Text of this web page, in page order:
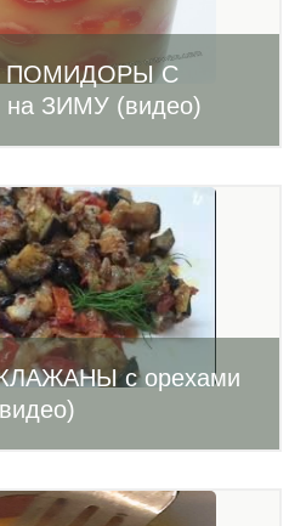
ПОМИДОРЫ С
ЗИМУ (видео)
с орехами